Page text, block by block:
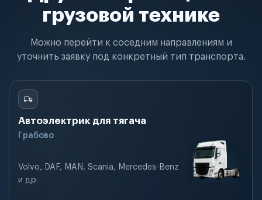
грузовой технике
Можно перейти к соседним направлениям и
уточнить заявку под конкретный тип транспорта.
Автоэлектрик для тягача
Грабово
Volvo, DAF, MAN, Scania, Mercedes-Benz
и др.